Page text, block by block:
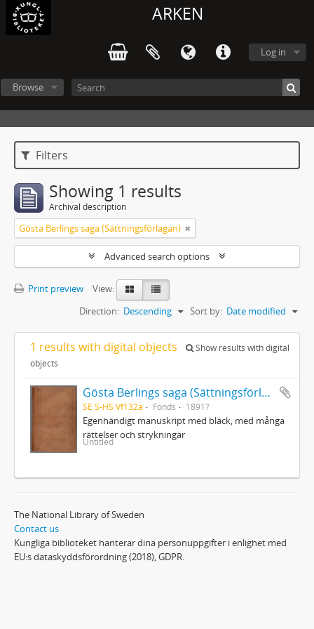
ARKEN
Log in
Browse
Filters
Showing 1 results
Archival description
Gösta Berlings saga (Sättningsförlagan)
Advanced search options
Print preview
View:
Sort by: Date modified
Direction: Descending
1 results with digital objects
Show results with digital
objects
Gösta Berlings saga (Sättningsförlagan)
SE S-HS Vf132a Fonds 1891?
Egenhändigt manuskript med bläck, med många
rättelser och strykningar
Untitled
The National Library of Sweden
Contact us
Kungliga biblioteket hanterar dina personuppgifter i enlighet med
EU:s dataskyddsförordning (2018), GDPR.